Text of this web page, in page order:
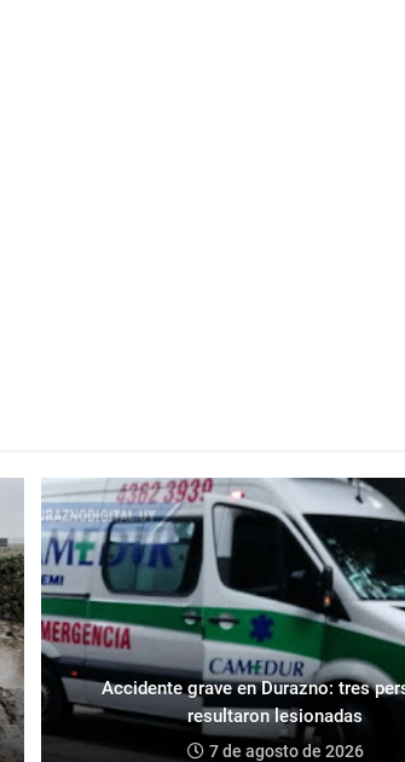
Accidente grave en Durazno: tres
resultaron lesionadas
7 de agosto de 2026